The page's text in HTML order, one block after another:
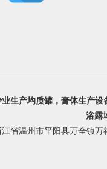
业生产均质罐 ， 膏体生产设
浴露
省温州市平阳县万全镇